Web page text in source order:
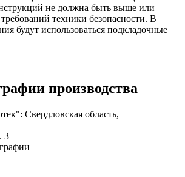
не должна быть выше или
техники безопасности. В
будут использоваться подкладочные
производства
Свердловская область,
3